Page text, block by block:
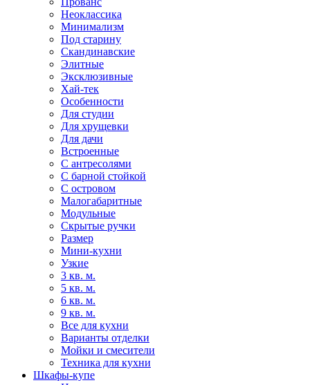
Неоклассика
Минимализм
Под старину
Скандинавские
Элитные
Эксклюзивные
Хай-тек
Особенности
Для студии
Для хрущевки
Для дачи
Встроенные
С антресолями
С барной стойкой
С островом
Малогабаритные
Модульные
Скрытые ручки
Размер
Мини-кухни
Узкие
3 кв. м.
5 кв. м.
6 кв. м.
9 кв. м.
Все для кухни
Варианты отделки
Мойки и смесители
Техника для кухни
Шкафы-купе